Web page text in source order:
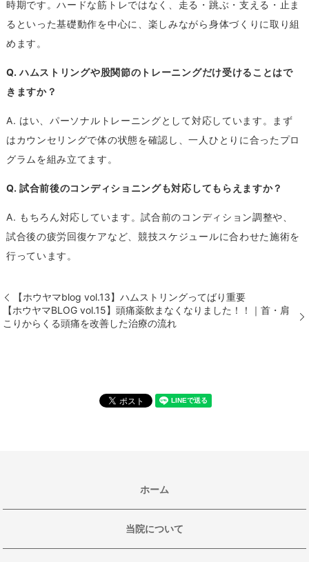
時期です。ハードな筋トレではなく、走る・跳ぶ・支える・止ま
るといった基礎動作を中心に、楽しみながら身体づくりに取り組
めます。
Q. ハムストリングや股関節のトレーニングだけ受けることはで
きますか？
A. はい、パーソナルトレーニングとして対応しています。まず
はカウンセリングで体の状態を確認し、一人ひとりに合ったプロ
グラムを組み立てます。
Q. 試合前後のコンディショニングも対応してもらえますか？
A. もちろん対応しています。試合前のコンディション調整や、
試合後の疲労回復ケアなど、競技スケジュールに合わせた施術を
行っています。
【ホウヤマblog vol.13】ハムストリングってばり重要
【ホウヤマBLOG vol.15】頭痛薬飲まなくなりました！！｜首・肩
こりからくる頭痛を改善した治療の流れ
ホーム
当院について